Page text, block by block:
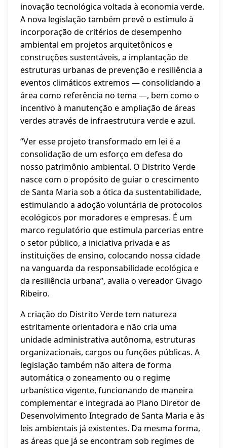
inovação tecnológica voltada à economia verde.
A nova legislação também prevê o estímulo à
incorporação de critérios de desempenho
ambiental em projetos arquitetônicos e
construções sustentáveis, a implantação de
estruturas urbanas de prevenção e resiliência a
eventos climáticos extremos — consolidando a
área como referência no tema —, bem como o
incentivo à manutenção e ampliação de áreas
verdes através de infraestrutura verde e azul.
“Ver esse projeto transformado em lei é a
consolidação de um esforço em defesa do
nosso patrimônio ambiental. O Distrito Verde
nasce com o propósito de guiar o crescimento
de Santa Maria sob a ótica da sustentabilidade,
estimulando a adoção voluntária de protocolos
ecológicos por moradores e empresas. É um
marco regulatório que estimula parcerias entre
o setor público, a iniciativa privada e as
instituições de ensino, colocando nossa cidade
na vanguarda da responsabilidade ecológica e
da resiliência urbana”, avalia o vereador Givago
Ribeiro.
A criação do Distrito Verde tem natureza
estritamente orientadora e não cria uma
unidade administrativa autônoma, estruturas
organizacionais, cargos ou funções públicas. A
legislação também não altera de forma
automática o zoneamento ou o regime
urbanístico vigente, funcionando de maneira
complementar e integrada ao Plano Diretor de
Desenvolvimento Integrado de Santa Maria e às
leis ambientais já existentes. Da mesma forma,
as áreas que já se encontram sob regimes de